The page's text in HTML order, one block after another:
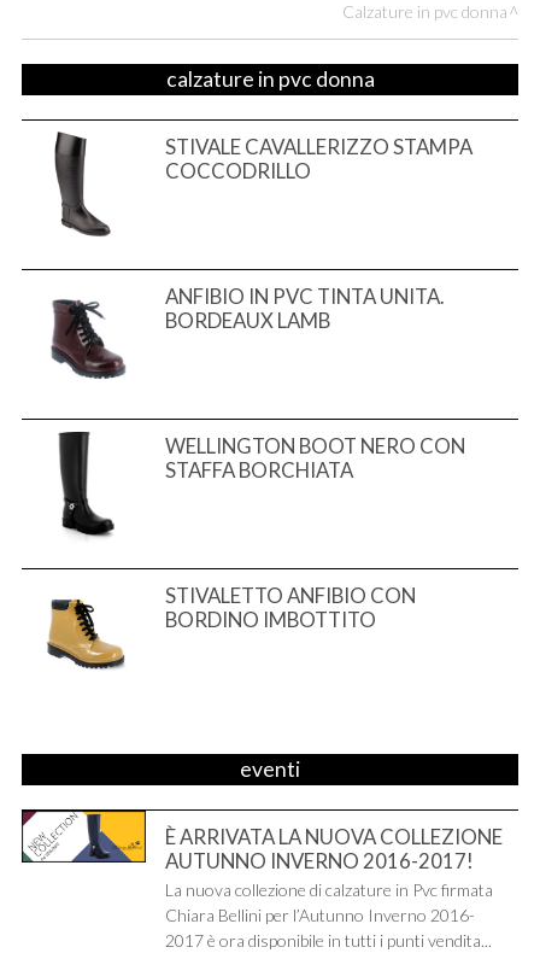
Calzature in pvc donna
calzature in pvc donna
STIVALE CAVALLERIZZO STAMPA
COCCODRILLO
ANFIBIO IN PVC TINTA UNITA.
BORDEAUX LAMB
WELLINGTON BOOT NERO CON
STAFFA BORCHIATA
STIVALETTO ANFIBIO CON
BORDINO IMBOTTITO
eventi
È ARRIVATA LA NUOVA COLLEZIONE
AUTUNNO INVERNO 2016-2017!
La nuova collezione di calzature in Pvc firmata
Chiara Bellini per l’Autunno Inverno 2016-
2017 è ora disponibile in tutti i punti vendita...